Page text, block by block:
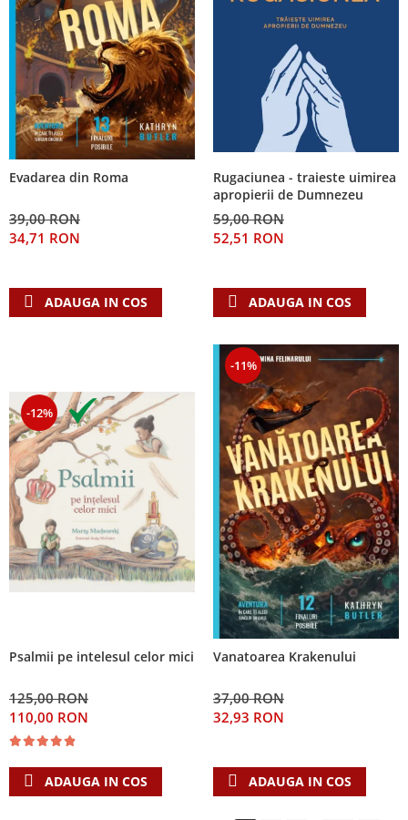
Evadarea din Roma
39,00 RON
34,71 RON
ADAUGA IN COS
Rugaciunea - traieste uimirea
apropierii de Dumnezeu
59,00 RON
52,51 RON
ADAUGA IN COS
-12%
Psalmii pe intelesul celor mici
125,00 RON
110,00 RON
ADAUGA IN COS
-11%
Vanatoarea Krakenului
37,00 RON
32,93 RON
ADAUGA IN COS